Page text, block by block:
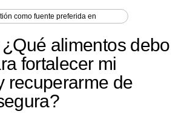
como fuente preferida en
alimentos debo
fortalecer mi
recuperarme de